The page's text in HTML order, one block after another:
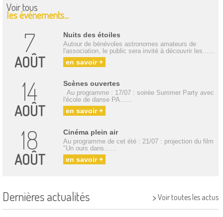
Voir tous
les événements...
7
AOÛT
Nuits des étoiles
Autour de bénévoles astronomes amateurs de
l'association, le public sera invité à découvrir les…...
en savoir +
14
AOÛT
Scènes ouvertes
Au programme : 17/07 : soirée Summer Party avec
l'école de danse PA…...
en savoir +
18
AOÛT
Cinéma plein air
Au programme de cet été : 21/07 : projection du film
"Un ours dans…...
en savoir +
Dernières actualités >Voir toutes les actus